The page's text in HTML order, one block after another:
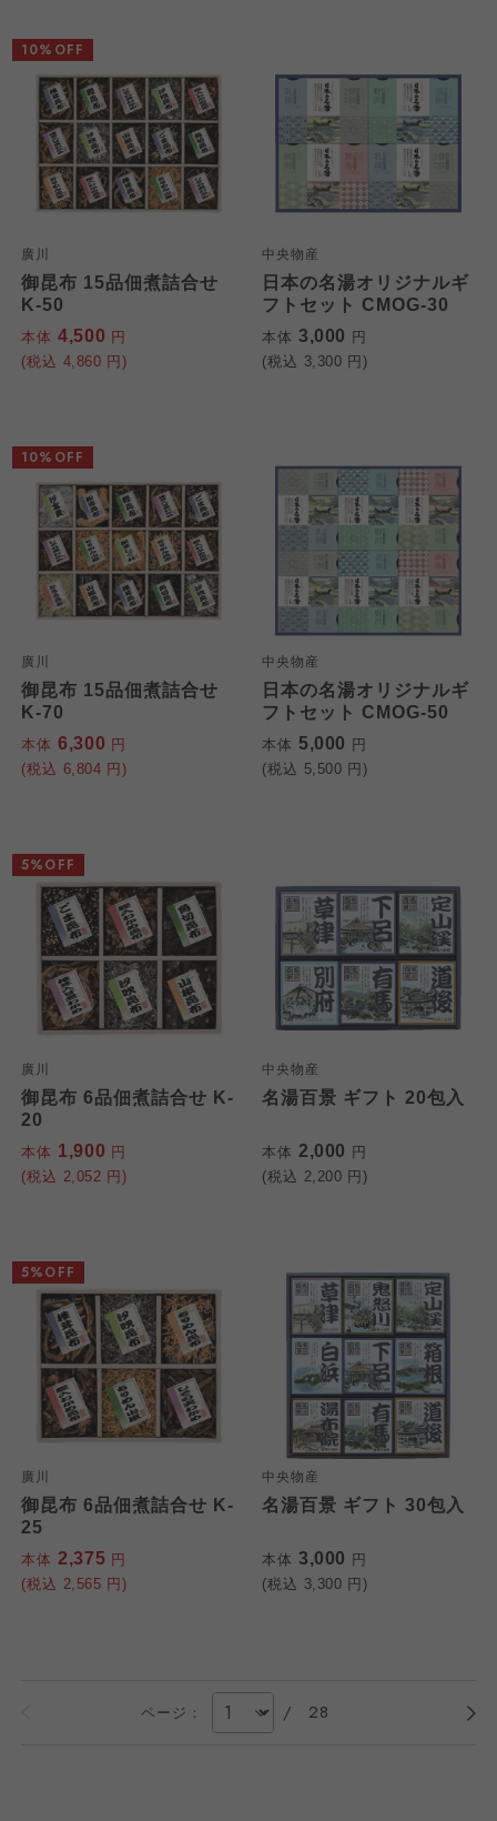
廣川
御昆布 15品佃煮詰合せ
K-50
本体 4,500 円
(税込 4,860 円)
10%OFF
中央物産
日本の名湯オリジナルギ
フトセット CMOG-30
本体 3,000 円
(税込 3,300 円)
廣川
御昆布 15品佃煮詰合せ
K-70
本体 6,300 円
(税込 6,804 円)
10%OFF
中央物産
日本の名湯オリジナルギ
フトセット CMOG-50
本体 5,000 円
(税込 5,500 円)
廣川
御昆布 6品佃煮詰合せ K-
20
本体 1,900 円
(税込 2,052 円)
5%OFF
中央物産
名湯百景 ギフト 20包入
本体 2,000 円
(税込 2,200 円)
廣川
御昆布 6品佃煮詰合せ K-
25
本体 2,375 円
(税込 2,565 円)
5%OFF
中央物産
名湯百景 ギフト 30包入
本体 3,000 円
(税込 3,300 円)
ページ： / 28